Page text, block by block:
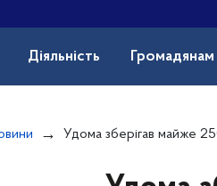
Діяльність Громадянам
Удома зберігав майже 250 згортків канабісу вагою понад 2 кілограми: